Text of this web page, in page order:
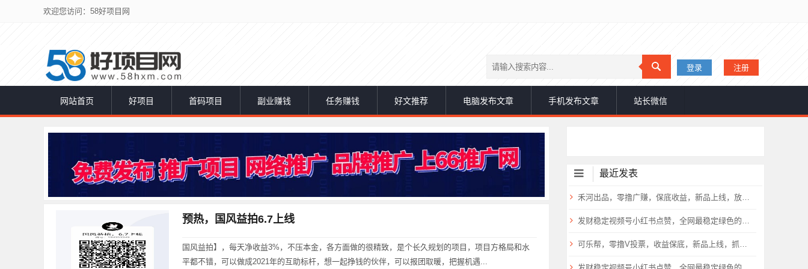
欢迎您访问：58好项目网
登录 注册
网站首页 好项目 首码项目 副业赚钱 任务赚钱 好文推荐 电脑发布文章 手机发布文章 站长微信
预热，国风益拍6.7上线
国风益拍】，每天净收益3%，不压本金，各方面做的很精致，是个长久规划的项目，项目方格局和水
平都不错，可以做成2021年的互助标杆，想一起挣钱的伙伴，可以报团取暖，把握机遇...
最近发表
禾河出品，零撸广赚，保底收益，新品上线，放水中
发财稳定视频号小红书点赞，全网最稳定绿色的项目，小红书启动
可乐帮，零撸V投票，收益保底，新品上线，抓紧上车，